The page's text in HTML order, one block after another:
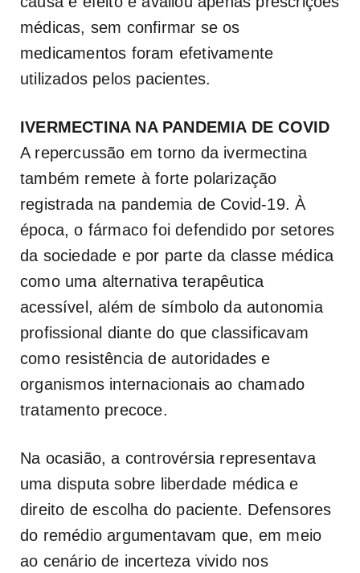
médicas, sem confirmar se os
medicamentos foram efetivamente
utilizados pelos pacientes.
IVERMECTINA NA PANDEMIA DE COVID
A repercussão em torno da ivermectina
também remete à forte polarização
registrada na pandemia de Covid-19. À
época, o fármaco foi defendido por setores
da sociedade e por parte da classe médica
como uma alternativa terapêutica
acessível, além de símbolo da autonomia
profissional diante do que classificavam
como resistência de autoridades e
organismos internacionais ao chamado
tratamento precoce.
Na ocasião, a controvérsia representava
uma disputa sobre liberdade médica e
direito de escolha do paciente. Defensores
do remédio argumentavam que, em meio
ao cenário de incerteza vivido nos